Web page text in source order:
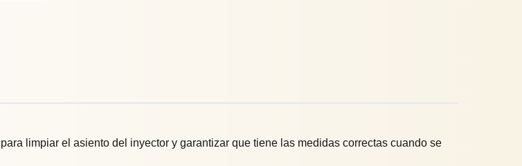
limpiar el asiento del inyector y garantizar que tiene las medidas correctas cuando se